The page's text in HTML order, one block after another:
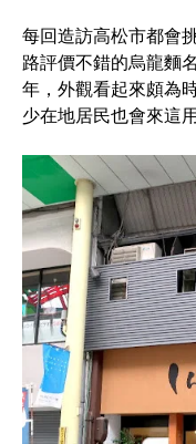
每回造訪高松市都會
路評價不錯的烏龍麵
年，外觀看起來頗為
少在地居民也會來這用